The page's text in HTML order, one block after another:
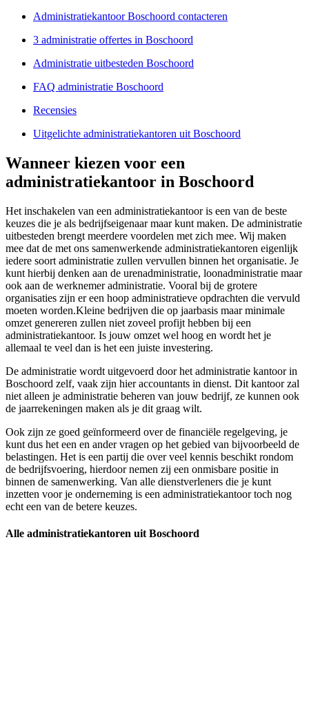
Administratiekantoor Boschoord contacteren
3 administratie offertes in Boschoord
Administratie uitbesteden Boschoord
FAQ administratie Boschoord
Recensies
Uitgelichte administratiekantoren uit Boschoord
Wanneer kiezen voor een
administratiekantoor in Boschoord
Het inschakelen van een administratiekantoor is een van de beste
keuzes die je als bedrijfseigenaar maar kunt maken. De administratie
uitbesteden brengt meerdere voordelen met zich mee. Wij maken
mee dat de met ons samenwerkende administratiekantoren eigenlijk
iedere soort administratie zullen vervullen binnen het organisatie. Je
kunt hierbij denken aan de urenadministratie, loonadministratie maar
ook aan de werknemer administratie. Vooral bij de grotere
organisaties zijn er een hoop administratieve opdrachten die vervuld
moeten worden.Kleine bedrijven die op jaarbasis maar minimale
omzet genereren zullen niet zoveel profijt hebben bij een
administratiekantoor. Is jouw omzet wel hoog en wordt het je
allemaal te veel dan is het een juiste investering.
De administratie wordt uitgevoerd door het administratie kantoor in
Boschoord zelf, vaak zijn hier accountants in dienst. Dit kantoor zal
niet alleen je administratie beheren van jouw bedrijf, ze kunnen ook
de jaarrekeningen maken als je dit graag wilt.
Ook zijn ze goed geïnformeerd over de financiële regelgeving, je
kunt dus het een en ander vragen op het gebied van bijvoorbeeld de
belastingen. Het is een partij die over veel kennis beschikt rondom
de bedrijfsvoering, hierdoor nemen zij een onmisbare positie in
binnen de samenwerking. Van alle dienstverleners die je kunt
inzetten voor je onderneming is een administratiekantoor toch nog
echt een van de betere keuzes.
Alle administratiekantoren uit Boschoord